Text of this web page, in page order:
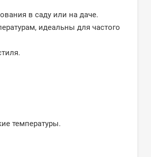
в саду или на даче.
идеальны для частого
температуры.